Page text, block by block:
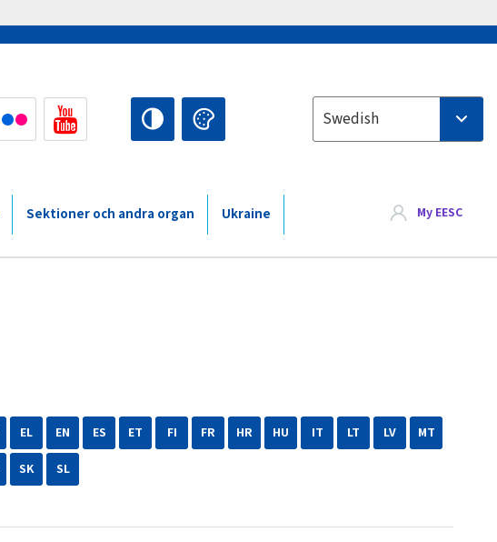
Select your language
Swedish
Sektioner och andra organ Ukraine My EESC
EL EN ES ET FI FR HR HU IT LT LV
MT
SK SL